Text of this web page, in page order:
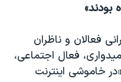
بودند»
فعالان و ناظران
فعال اجتماعی،
خاموشی اینترنت